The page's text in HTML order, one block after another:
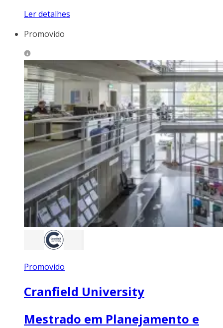
Ler detalhes
Promovido
Promovido
Cranfield University
Mestrado em Planejamento e